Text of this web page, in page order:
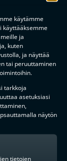
käytämme
käyttääksemme
ja
kuten
ja näyttää
tai peruuttaminen
tarkkoja
asetuksiasi
näytön
tietojen